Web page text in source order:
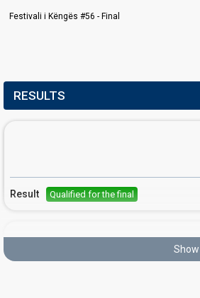
Festivali i Këngës #56 - Final
RESULTS
Result Qualified for the final